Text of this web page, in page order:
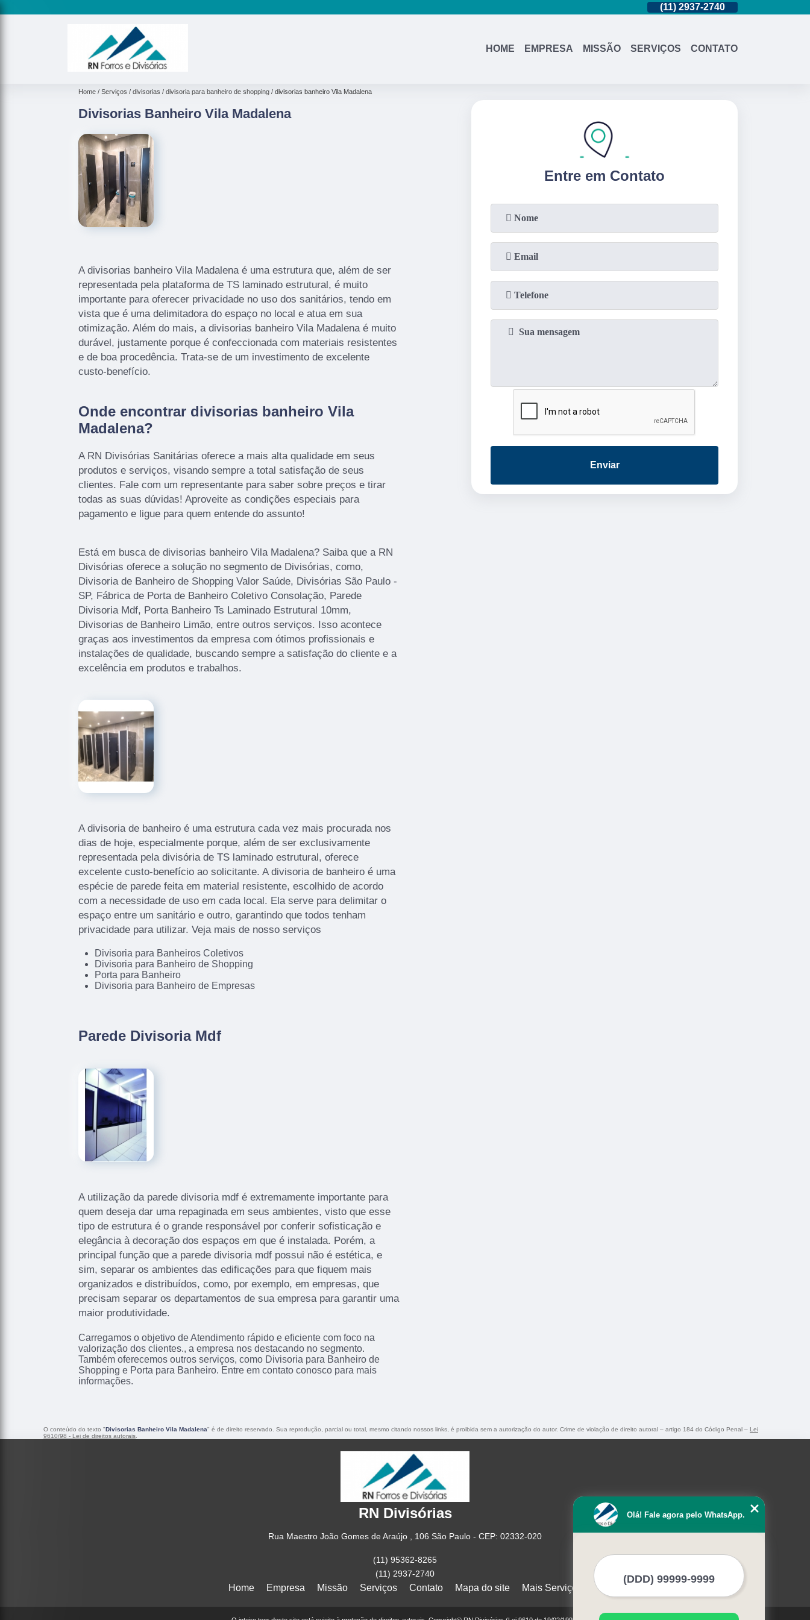
(11)2937-2740
HOME EMPRESA MISSÃO SERVIÇOS CONTATO
Home Serviços divisorias divisoria para banheiro de shopping divisorias banheiro Vila Madalena
Divisorias Banheiro Vila Madalena
A divisorias banheiro Vila Madalena é uma estrutura que, além de ser
representada pela plataforma de TS laminado estrutural, é muito
importante para oferecer privacidade no uso dos sanitários, tendo em
vista que é uma delimitadora do espaço no local e atua em sua
otimização. Além do mais, a divisorias banheiro Vila Madalena é muito
durável, justamente porque é confeccionada com materiais resistentes
e de boa procedência. Trata-se de um investimento de excelente
custo-benefício.
Onde encontrar divisorias banheiro Vila
Madalena?
A RN Divisórias Sanitárias oferece a mais alta qualidade em seus
produtos e serviços, visando sempre a total satisfação de seus
clientes. Fale com um representante para saber sobre preços e tirar
todas as suas dúvidas! Aproveite as condições especiais para
pagamento e ligue para quem entende do assunto!
Está em busca de divisorias banheiro Vila Madalena? Saiba que a RN
Divisórias oferece a solução no segmento de Divisórias, como,
Divisoria de Banheiro de Shopping Valor Saúde, Divisórias São Paulo -
SP, Fábrica de Porta de Banheiro Coletivo Consolação, Parede
Divisoria Mdf, Porta Banheiro Ts Laminado Estrutural 10mm,
Divisorias de Banheiro Limão, entre outros serviços. Isso acontece
graças aos investimentos da empresa com ótimos profissionais e
instalações de qualidade, buscando sempre a satisfação do cliente e a
excelência em produtos e trabalhos.
A divisoria de banheiro é uma estrutura cada vez mais procurada nos
dias de hoje, especialmente porque, além de ser exclusivamente
representada pela divisória de TS laminado estrutural, oferece
excelente custo-benefício ao solicitante. A divisoria de banheiro é uma
espécie de parede feita em material resistente, escolhido de acordo
com a necessidade de uso em cada local. Ela serve para delimitar o
espaço entre um sanitário e outro, garantindo que todos tenham
privacidade para utilizar. Veja mais de nosso serviços
Divisoria para Banheiros Coletivos
Divisoria para Banheiro de Shopping
Porta para Banheiro
Divisoria para Banheiro de Empresas
Parede Divisoria Mdf
A utilização da parede divisoria mdf é extremamente importante para
quem deseja dar uma repaginada em seus ambientes, visto que esse
tipo de estrutura é o grande responsável por conferir sofisticação e
elegância à decoração dos espaços em que é instalada. Porém, a
principal função que a parede divisoria mdf possui não é estética, e
sim, separar os ambientes das edificações para que fiquem mais
organizados e distribuídos, como, por exemplo, em empresas, que
precisam separar os departamentos de sua empresa para garantir uma
maior produtividade.
Carregamos o objetivo de Atendimento rápido e eficiente com foco na
valorização dos clientes., a empresa nos destacando no segmento.
Também oferecemos outros serviços, como Divisoria para Banheiro de
Shopping e Porta para Banheiro. Entre em contato conosco para mais
informações.
Entre em Contato
Enviar
O conteúdo do texto "Divisorias Banheiro Vila Madalena" é de direito reservado. Sua reprodução, parcial ou total, mesmo citando nossos links, é proibida sem a autorização do autor. Crime de violação de direito autoral – artigo 184 do Código Penal – Lei
9610/98 - Lei de direitos autorais.
RN Divisórias
Rua Maestro João Gomes de Araújo , 106 São Paulo - CEP: 02332-020
(11) 95362-8265
(11) 2937-2740
Home Empresa Missão Serviços Contato Mapa do site Mais Serviços
Olá! Fale agora pelo WhatsApp.